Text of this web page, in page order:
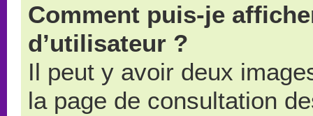
Comment puis-je
d’utilisateur ?
Il peut y avoir deux
la page de consultation